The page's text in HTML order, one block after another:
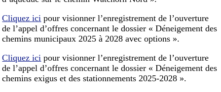
Cliquez ici pour visionner l’enregistrement de l’ouverture
de l’appel d’offres concernant le dossier « Déneigement des
chemins municipaux 2025 à 2028 avec options ».
Cliquez ici pour visionner l’enregistrement de l’ouverture
de l’appel d’offres concernant le dossier « Déneigement des
chemins exigus et des stationnements 2025-2028 ».